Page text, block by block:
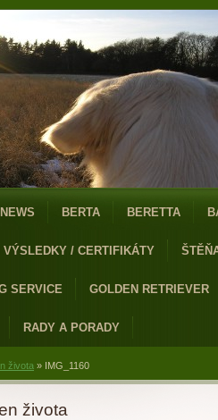
BERTA BERETTA
VÝSLEDKY / CERTIFIKÁTY
SERVICE GOLDEN RETRIEVER
RADY A PORADY
života » IMG_1160
života